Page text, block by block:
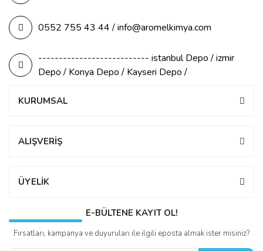
0552 755 43 44 / info@aromelkimya.com
--------------------------- istanbul Depo / izmir
Depo / Konya Depo / Kayseri Depo /
KURUMSAL
ALIŞVERİŞ
ÜYELİK
E-BÜLTENE KAYIT OL!
Fırsatları, kampanya ve duyuruları ile ilgili eposta almak ister misiniz?